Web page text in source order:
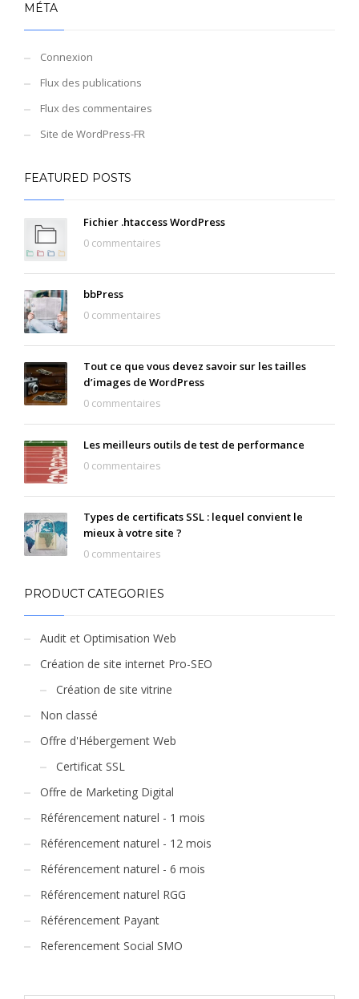
MÉTA
Connexion
Flux des publications
Flux des commentaires
Site de WordPress-FR
FEATURED POSTS
Fichier .htaccess WordPress
0 commentaires
bbPress
0 commentaires
Tout ce que vous devez savoir sur les tailles
d’images de WordPress
0 commentaires
Les meilleurs outils de test de performance
0 commentaires
Types de certificats SSL : lequel convient le
mieux à votre site ?
0 commentaires
PRODUCT CATEGORIES
Audit et Optimisation Web
Création de site internet Pro-SEO
Création de site vitrine
Non classé
Offre d'Hébergement Web
Certificat SSL
Offre de Marketing Digital
Référencement naturel - 1 mois
Référencement naturel - 12 mois
Référencement naturel - 6 mois
Référencement naturel RGG
Référencement Payant
Referencement Social SMO